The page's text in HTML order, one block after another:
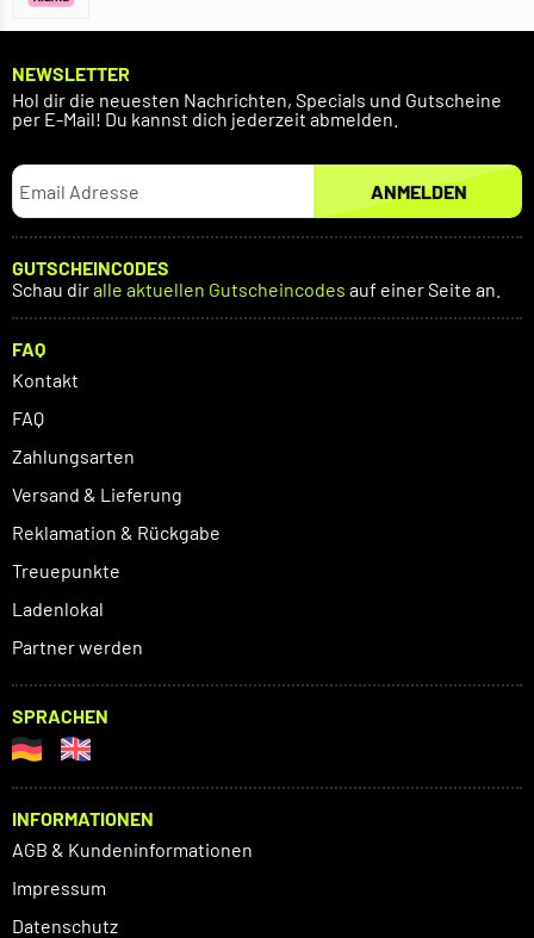
NEWSLETTER
Hol dir die neuesten Nachrichten, Specials und Gutscheine
per E-Mail! Du kannst dich jederzeit abmelden.
ANMELDEN
GUTSCHEINCODES
Schau diralle aktuellen Gutscheincodes auf einer Seite an.
FAQ
Kontakt
FAQ
Zahlungsarten
Versand & Lieferung
Reklamation & Rückgabe
Treuepunkte
Ladenlokal
Partner werden
SPRACHEN
INFORMATIONEN
AGB & Kundeninformationen
Impressum
Datenschutz